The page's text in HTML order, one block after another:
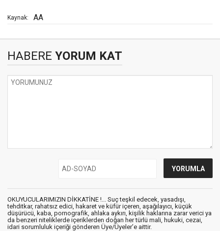
Kaynak: AA
HABERE YORUM KAT
OKUYUCULARIMIZIN DİKKATİNE !... Suç teşkil edecek, yasadışı,
tehditkar, rahatsız edici, hakaret ve küfür içeren, aşağılayıcı, küçük
düşürücü, kaba, pornografik, ahlaka aykırı, kişilik haklarına zarar verici ya
da benzeri niteliklerde içeriklerden doğan her türlü mali, hukuki, cezai,
idari sorumluluk içeriği gönderen Üye/Üyeler’e aittir.